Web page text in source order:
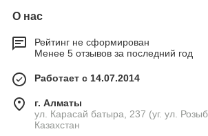
О нас
Рейтинг не сформирован
Менее 5 отзывов за последний год
Работает с 14.07.2014
г. Алматы
ул. Карасай батыра, 237 (уг. ул.
Казахстан